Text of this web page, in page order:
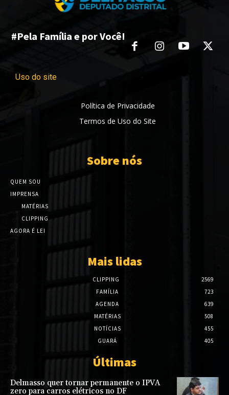
#Pela Família e por Você!
Uso do site
Política de Privacidade
Termos de Uso do Site
Sobre nós
QUEM SOU
IMPRENSA
MATÉRIAS
CLIPPING
AGORA É LEI
Mais lidas
CLIPPING
2569
FAMÍLIA
723
AGENDA
639
MATÉRIAS
508
NOTÍCIAS
455
GUARÁ
405
Últimas
Delmasso quer tornar permanente o IPVA
zero para carros elétricos no DF